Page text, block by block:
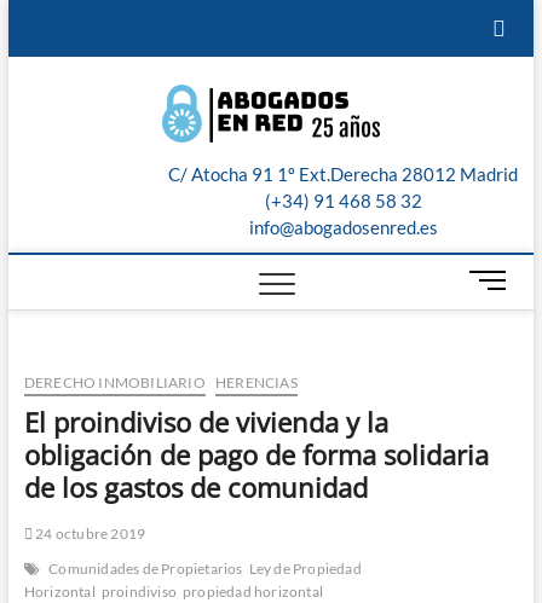
en Red:
Madrid,
Toledo,
Malaga,
C/ Atocha 91 1º Ext.Derecha 28012 Madrid
(+34) 91 468 58 32
info@abogadosenred.es
B
o
m
DERECHO INMOBILIARIO HERENCIAS
El proindiviso de vivienda y la
obligación de pago de forma solidaria
de los gastos de comunidad
24 octubre 2019
Comunidades de Propietarios Ley de Propiedad
Horizontal proindiviso propiedad horizontal